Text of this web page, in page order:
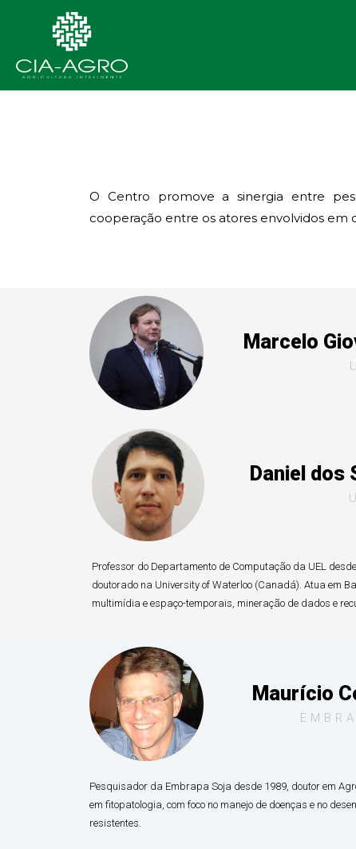
O Centro promove a sinergia entre
cooperação entre os atores envolvidos em
Marcelo
Daniel dos
Professor do Departamento de Computação da UEL
doutorado na University of Waterloo (Canadá). Atua em
multimídia e espaço-temporais, mineração de dados e
Maurício
Pesquisador da Embrapa Soja desde 1989, doutor em
em fitopatologia, com foco no manejo de doenças e no
resistentes.